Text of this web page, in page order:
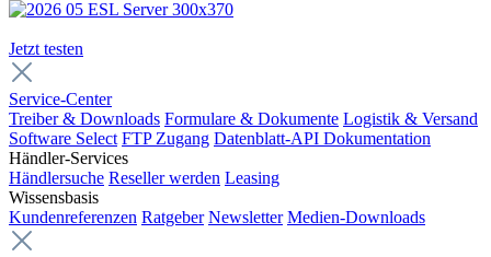
Jetzt testen
Service-Center
Treiber & Downloads Formulare & Dokumente Logistik & Versand
Software Select FTP Zugang Datenblatt-API Dokumentation
Händler-Services
Händlersuche Reseller werden Leasing
Wissensbasis
Kundenreferenzen Ratgeber Newsletter Medien-Downloads